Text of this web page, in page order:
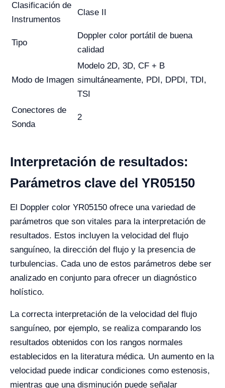
Clasificación de
Instrumentos
Clase II
Tipo
Doppler color portátil de buena
calidad
Modo de Imagen
Modelo 2D, 3D, CF + B
simultáneamente, PDI, DPDI, TDI,
TSI
Conectores de
Sonda
2
Interpretación de resultados:
Parámetros clave del YR05150
El Doppler color YR05150 ofrece una variedad de
parámetros que son vitales para la interpretación de
resultados. Estos incluyen la velocidad del flujo
sanguíneo, la dirección del flujo y la presencia de
turbulencias. Cada uno de estos parámetros debe ser
analizado en conjunto para ofrecer un diagnóstico
holístico.
La correcta interpretación de la velocidad del flujo
sanguíneo, por ejemplo, se realiza comparando los
resultados obtenidos con los rangos normales
establecidos en la literatura médica. Un aumento en la
velocidad puede indicar condiciones como estenosis,
mientras que una disminución puede señalar